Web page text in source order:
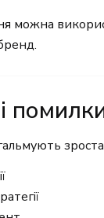
можна